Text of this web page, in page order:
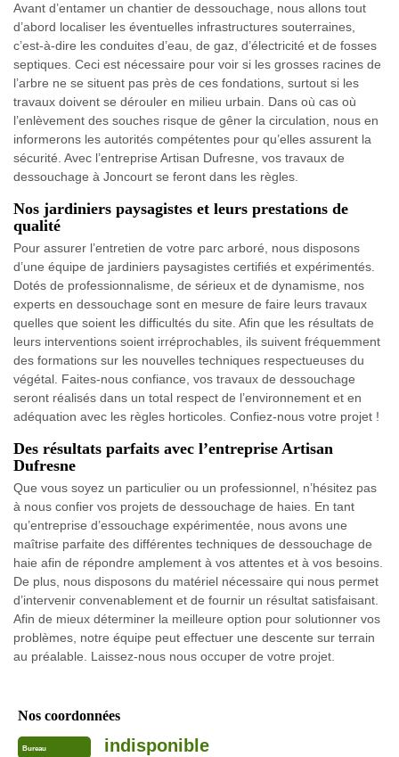
Avant d’entamer un chantier de dessouchage, nous allons tout
d’abord localiser les éventuelles infrastructures souterraines,
c’est-à-dire les conduites d’eau, de gaz, d’électricité et de fosses
septiques. Ceci est nécessaire pour voir si les grosses racines de
l’arbre ne se situent pas près de ces fondations, surtout si les
travaux doivent se dérouler en milieu urbain. Dans où cas où
l’enlèvement des souches risque de gêner la circulation, nous en
informerons les autorités compétentes pour qu’elles assurent la
sécurité. Avec l’entreprise Artisan Dufresne, vos travaux de
dessouchage à Joncourt se feront dans les règles.
Nos jardiniers paysagistes et leurs prestations de
qualité
Pour assurer l’entretien de votre parc arboré, nous disposons
d’une équipe de jardiniers paysagistes certifiés et expérimentés.
Dotés de professionnalisme, de sérieux et de dynamisme, nos
experts en dessouchage sont en mesure de faire leurs travaux
quelles que soient les difficultés du site. Afin que les résultats de
leurs interventions soient irréprochables, ils suivent fréquemment
des formations sur les nouvelles techniques respectueuses du
végétal. Faites-nous confiance, vos travaux de dessouchage
seront réalisés dans un total respect de l’environnement et en
adéquation avec les règles horticoles. Confiez-nous votre projet !
Des résultats parfaits avec l’entreprise Artisan
Dufresne
Que vous soyez un particulier ou un professionnel, n’hésitez pas
à nous confier vos projets de dessouchage de haies. En tant
qu’entreprise d’essouchage expérimentée, nous avons une
maîtrise parfaite des différentes techniques de dessouchage de
haie afin de répondre amplement à vos attentes et à vos besoins.
De plus, nous disposons du matériel nécessaire qui nous permet
d’intervenir convenablement et de fournir un résultat satisfaisant.
Afin de mieux déterminer la meilleure option pour solutionner vos
problèmes, notre équipe peut effectuer une descente sur terrain
au préalable. Laissez-nous nous occuper de votre projet.
Nos coordonnées
Bureau indisponible